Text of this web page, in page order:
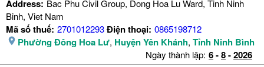
Address: Bac Phu Civil Group, Dong Hoa Lu Ward, Tinh Ninh
Binh, Viet Nam
Mã số thuế: 2701012293Điện thoại: 0865198712
Phường Đông Hoa Lư, Huyện Yên Khánh, Tỉnh Ninh Bình
Ngày thành lập: 6-8-2026